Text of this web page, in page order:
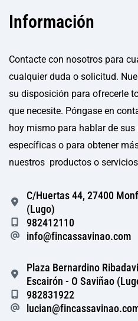
Información
Contacte con nosotros para
cualquier duda o solicitud.
su disposición para ofrecerle
que necesite. Póngase en
hoy mismo para hablar de sus
específicas o para obtener
nuestros productos o servicios
C/Huertas 44, 27400
(Lugo)
982412110
info@fincassavinao.com
Plaza Bernardino
Escairón - O Saviñao
982831922